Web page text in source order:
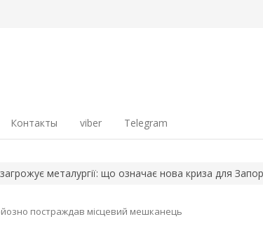
Контакты viber Telegram
металургії: що означає нова криза для Запоріжжя
постраждав місцевий мешканець